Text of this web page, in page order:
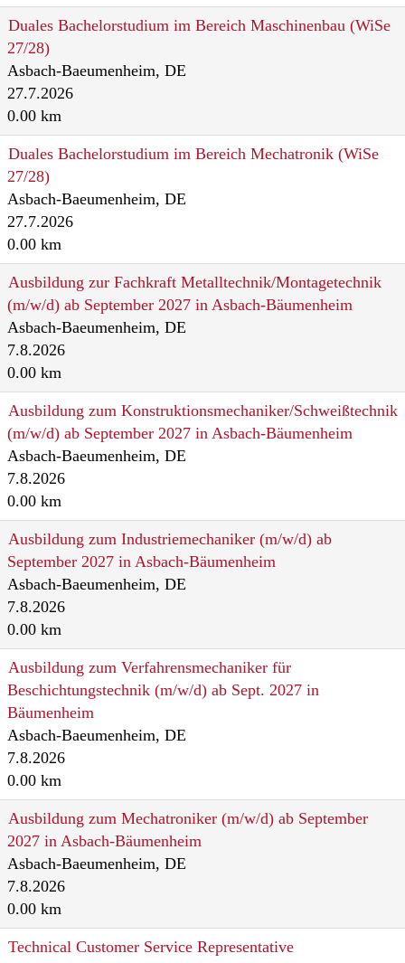
Duales Bachelorstudium im Bereich Maschinenbau (WiSe
27/28)
Asbach-Baeumenheim, DE
27.7.2026
0.00 km
Duales Bachelorstudium im Bereich Mechatronik (WiSe
27/28)
Asbach-Baeumenheim, DE
27.7.2026
0.00 km
Ausbildung zur Fachkraft Metalltechnik/Montagetechnik
(m/w/d) ab September 2027 in Asbach-Bäumenheim
Asbach-Baeumenheim, DE
7.8.2026
0.00 km
Ausbildung zum Konstruktionsmechaniker/Schweißtechnik
(m/w/d) ab September 2027 in Asbach-Bäumenheim
Asbach-Baeumenheim, DE
7.8.2026
0.00 km
Ausbildung zum Industriemechaniker (m/w/d) ab
September 2027 in Asbach-Bäumenheim
Asbach-Baeumenheim, DE
7.8.2026
0.00 km
Ausbildung zum Verfahrensmechaniker für
Beschichtungstechnik (m/w/d) ab Sept. 2027 in
Bäumenheim
Asbach-Baeumenheim, DE
7.8.2026
0.00 km
Ausbildung zum Mechatroniker (m/w/d) ab September
2027 in Asbach-Bäumenheim
Asbach-Baeumenheim, DE
7.8.2026
0.00 km
Technical Customer Service Representative